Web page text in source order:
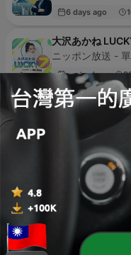
6 days ago
大沢あかね
ニッポン放送 -
yesterday
Taiwan Scene 旅
Taiwan Scene -
1 week ago
陶迪說·房產｜居
陶迪 & 麻太 - 單
2 days ago
伊甸基金會 - 單集